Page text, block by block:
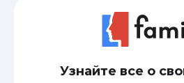
Узнайте все о